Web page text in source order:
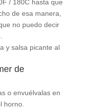
/ 180C hasta que
de esa manera,
no puedo decir
y salsa picante al
de
o envuélvalas en
horno.